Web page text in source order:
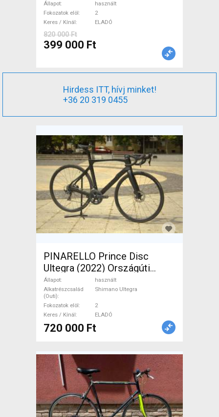
Országúti patkófék használt
ELADÓ
Állapot
használt
Fokozatok elöl
2
Keres / Kínál
ELADÓ
820 000 Ft
399 000 Ft
Hirdess ITT, hívj minket!
+36 20 319 0455
PINARELLO Prince Disc
Ultegra (2022) Országúti
Shimano Ultegra tárcsafék
használt ELADÓ
Állapot
használt
Alkatrészcsalád
(Outi)
Shimano Ultegra
Fokozatok elöl
2
Keres / Kínál
ELADÓ
720 000 Ft